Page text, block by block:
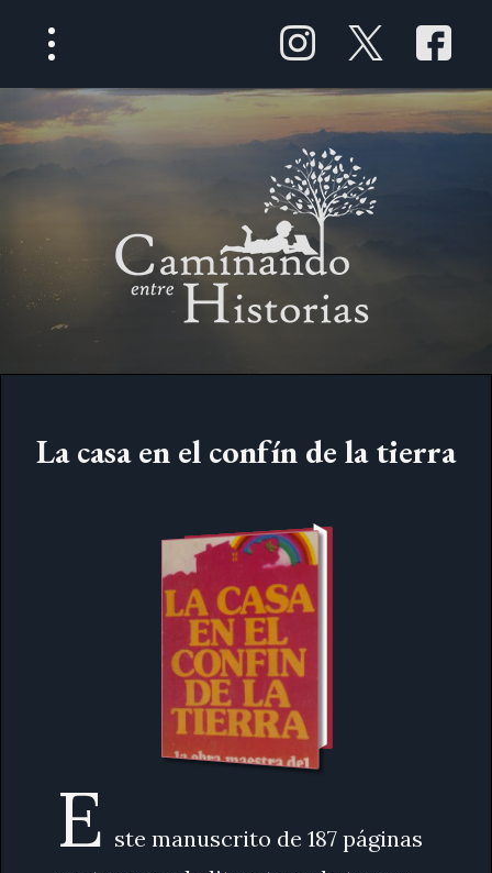
La casa en el confín de la tierra
E ste manuscrito de 187 páginas